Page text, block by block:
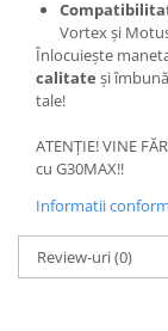
Vortex și
Înlocuiește
calitate și
tale!
ATENȚIE! VINE
cu G30MAX!!
Informatii
Review-uri(0)